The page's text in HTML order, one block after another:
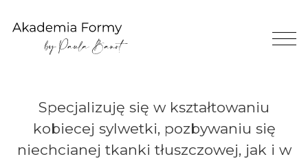
Specjalizuję się w kształtowaniu
kobiecej sylwetki, pozbywaniu się
niechcianej tkanki tłuszczowej, jak i w